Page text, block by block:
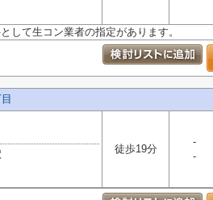
して生コン業者の指定があります。
徒歩19分
-
-